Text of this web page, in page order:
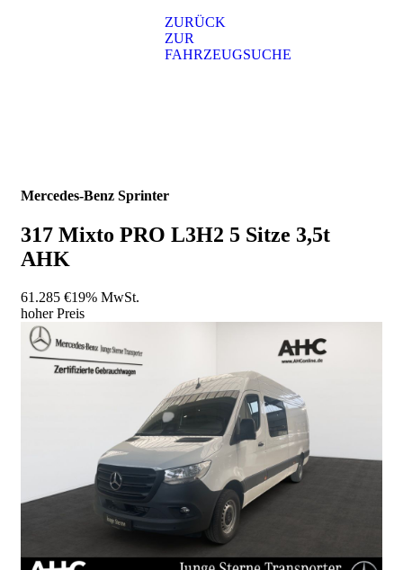
ZURÜCK
ZUR
FAHRZEUGSUCHE
Mercedes-Benz Sprinter
317 Mixto PRO L3H2 5 Sitze 3,5t
AHK
61.285 €19% MwSt.
hoher Preis